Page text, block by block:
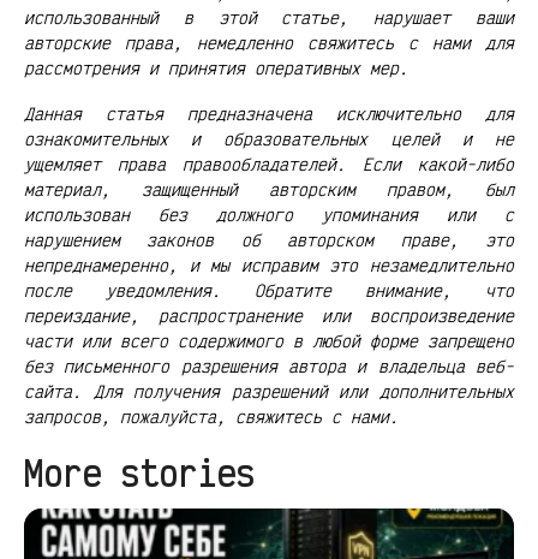
использованный в этой статье, нарушает ваши
авторские права, немедленно свяжитесь с нами для
рассмотрения и принятия оперативных мер.
Данная статья предназначена исключительно для
ознакомительных и образовательных целей и не
ущемляет права правообладателей. Если какой-либо
материал, защищенный авторским правом, был
использован без должного упоминания или с
нарушением законов об авторском праве, это
непреднамеренно, и мы исправим это незамедлительно
после уведомления. Обратите внимание, что
переиздание, распространение или воспроизведение
части или всего содержимого в любой форме запрещено
без письменного разрешения автора и владельца веб-
сайта. Для получения разрешений или дополнительных
запросов, пожалуйста, свяжитесь с нами.
More stories